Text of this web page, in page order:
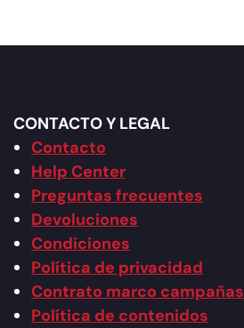
CONTACTO Y LEGAL
Contacto
Help Center
Preguntas frecuentes
Devoluciones
Condiciones
Política de privacidad
Contrato marco campañas
Política de contenidos